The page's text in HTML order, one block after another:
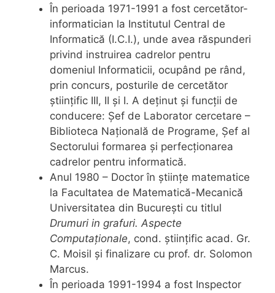
În perioada 1971-1991 a fost cercetător-
informatician la Institutul Central de
Informatică (I.C.I.), unde avea răspunderi
privind instruirea cadrelor pentru
domeniul Informaticii, ocupând pe rând,
prin concurs, posturile de cercetător
științific III, II și I. A deținut și funcții de
conducere: Șef de Laborator cercetare –
Biblioteca Națională de Programe, Șef al
Sectorului formarea și perfecționarea
cadrelor pentru informatică.
Anul 1980 – Doctor în științe matematice
la Facultatea de Matematică-Mecanică
Universitatea din București cu titlul
Drumuri in grafuri. Aspecte
Computaționale, cond. științific acad. Gr.
C. Moisil și finalizare cu prof. dr. Solomon
Marcus.
În perioada 1991-1994 a fost Inspector